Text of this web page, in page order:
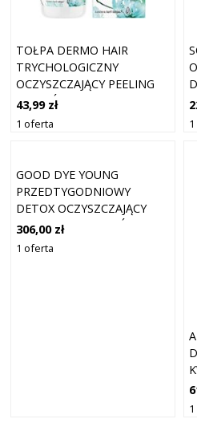
TOŁPA DERMO HAIR
TRYCHOLOGICZNY
OCZYSZCZAJĄCY PEELING
DO SKÓRY GŁOWY 100ML
43,99 zł
1 oferta
GOOD DYE YOUNG
PRZEDTYGODNIOWY
DETOX OCZYSZCZAJĄCY
PEELING DO WŁOSÓW I
SKÓRY GŁOWY 177 ML
306,00 zł
1 oferta